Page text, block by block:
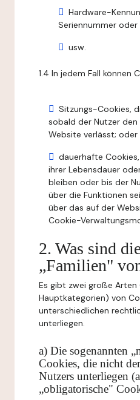
Hardware-
Seriennummer
usw.
1.4 In jedem Fall können
Sitzungs-Cookies,
sobald der Nutzer
Website verlässt; oder
dauerhafte
ihrer Lebensdauer
bleiben oder bis der
über die Funktionen
über das auf der
Cookie-
2. Was sind
„Familien"
Es gibt zwei große Arten
Hauptkategorien) von
unterschiedlichen
unterliegen.
a) Die sogenannten
Cookies, die nicht
Nutzers unterliegen
„obligatorische"